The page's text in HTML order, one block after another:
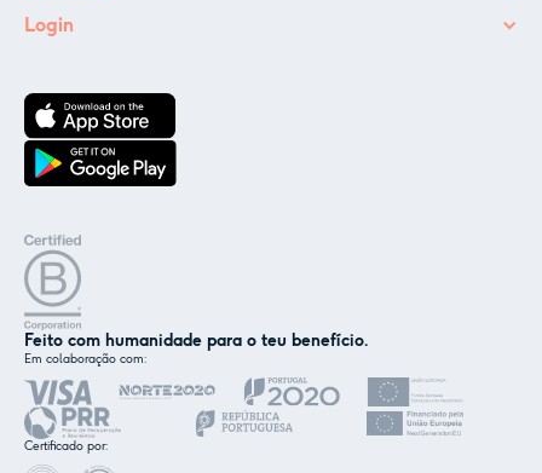
Login
Feito com humanidade para o teu benefício.
Em colaboração com:
Certificado por:
Nós e os nossos parceiros usamos cookies ou
tecnologias semelhantes, conforme
mencionado na